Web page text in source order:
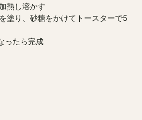
熱し溶かす
塗り、砂糖をかけてトースターで5
ったら完成